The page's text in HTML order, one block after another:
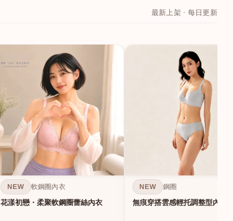
最新上架 · 每日更新
NEW 軟鋼圈內衣
花漾初戀・柔聚軟鋼圈蕾絲內衣
NEW 鋼圈
無痕穿搭雲感輕托調整型內衣